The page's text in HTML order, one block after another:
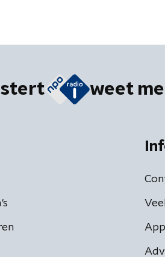
weet